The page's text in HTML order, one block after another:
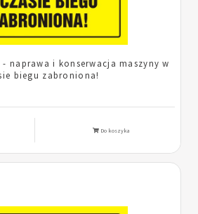
naprawa i konserwacja maszyny w
biegu zabroniona!
Do koszyka